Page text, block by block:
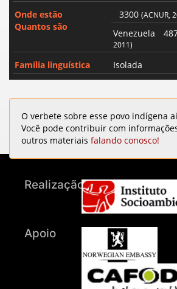
Onde estão
Quantos são
3300(ACNUR,
Venezuela
2011)
Família linguística Isolada
O verbete sobre esse povo indígena
Você pode contribuir com
outros materiais falando conosco!